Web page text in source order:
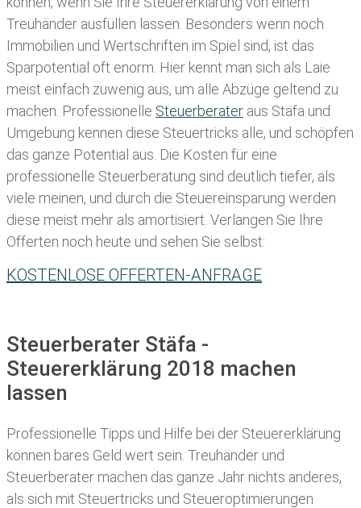
Treuhänder ausfüllen lassen . Besonders wenn noch
Immobilien und Wertschriften im Spiel sind, ist das
Sparpotential oft enorm. Hier kennt man sich als Laie
meist einfach zuwenig aus, um alle Abzüge geltend zu
machen. Professionelle Steuerberater aus Stäfa und
Umgebung kennen diese Steuertricks alle, und schöpfen
das ganze Potential aus. Die Kosten für eine
professionelle Steuerberatung sind deutlich tiefer, als
viele meinen, und durch die Steuereinsparung werden
diese meist mehr als amortisiert. Verlangen Sie Ihre
Offerten noch heute und sehen Sie selbst:
KOSTENLOSE OFFERTEN-ANFRAGE
Steuerberater Stäfa -
Steuererklärung 2018 machen
lassen
Professionelle Tipps und Hilfe bei der Steuererklärung
können bares Geld wert sein. Treuhänder und
Steuerberater machen das ganze Jahr nichts anderes,
als sich mit Steuertricks und Steueroptimierungen